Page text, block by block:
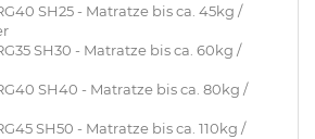
SH25 - Matratze bis ca. 45kg /
SH30 - Matratze bis ca. 60kg /
SH40 - Matratze bis ca. 80kg /
SH50 - Matratze bis ca. 110kg /